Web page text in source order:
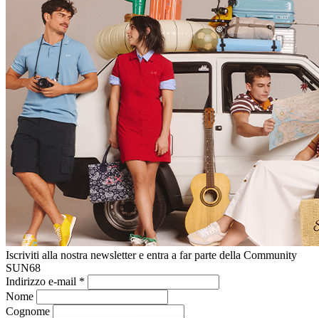
Iscriviti alla nostra newsletter e entra a far parte della Community
SUN68
Indirizzo e-mail *
Nome
Cognome